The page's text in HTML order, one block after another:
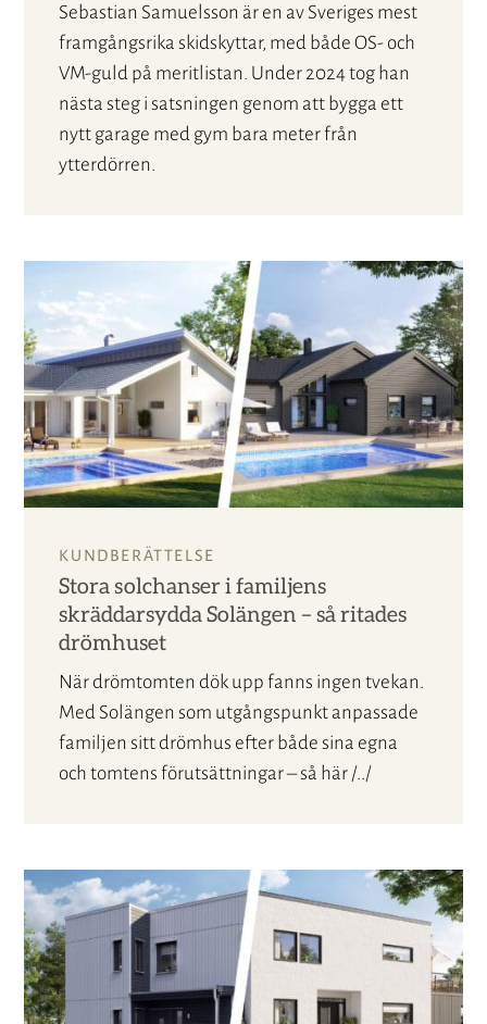
Sebastian Samuelsson är en av Sveriges mest
framgångsrika skidskyttar, med både OS- och
VM-guld på meritlistan. Under 2024 tog han
nästa steg i satsningen genom att bygga ett
nytt garage med gym bara meter från
ytterdörren.
KUNDBERÄTTELSE
Stora solchanser i familjens
skräddarsydda Solängen – så ritades
drömhuset
När drömtomten dök upp fanns ingen tvekan.
Med Solängen som utgångspunkt anpassade
familjen sitt drömhus efter både sina egna
och tomtens förutsättningar – så här /../